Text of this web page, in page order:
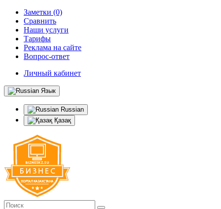
Заметки (0)
Сравнить
Наши услуги
Тарифы
Реклама на сайте
Вопрос-ответ
Личный кабинет
Язык
Russian
Қазақ